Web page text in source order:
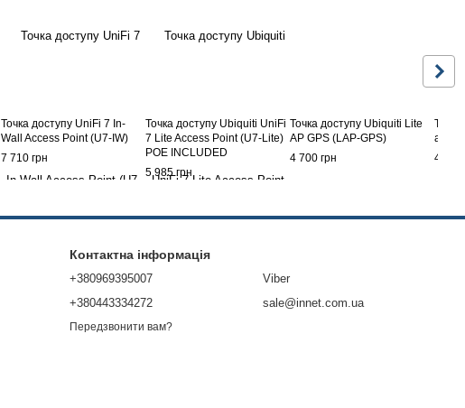
Точка доступу UniFi 7 In-
Wall Access Point (U7-IW)
7 710 грн
Точка доступу Ubiquiti UniFi
7 Lite Access Point (U7-Lite)
POE INCLUDED
5 985 грн
Точка доступу Ubiquiti Lite
AP GPS (LAP-GPS)
4 700 грн
4 465
Контактна інформація
+380969395007
+380443334272
Передзвонити вам?
Viber
sale@innet.com.ua